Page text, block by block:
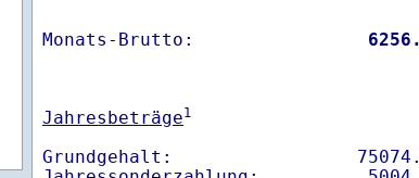
Monats-Brutto:
Jahresbeträge1
Grundgehalt: